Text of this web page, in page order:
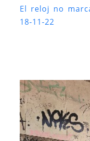
El reloj no
18-11-22